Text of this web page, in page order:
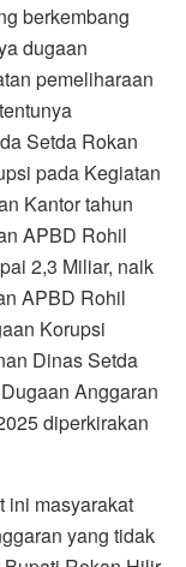
berkembang
dugaan
pemeliharaan
Setda Rokan
pada Kegiatan
Kantor tahun
APBD Rohil
2,3 Miliar, naik
APBD Rohil
Korupsi
Dinas Setda
Anggaran
diperkirakan
ini masyarakat
yang tidak